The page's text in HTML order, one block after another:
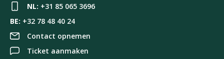
NL: +31 85 065 3696
BE: +32 78 48 40 24
Contact opnemen
Ticket aanmaken